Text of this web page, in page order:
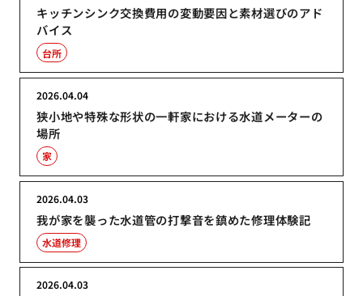
キッチンシンク交換費用の変動要因と素材選びのアド
バイス
台所
狭小地や特殊な形状の一軒家における水道メーターの
場所
2026.04.04
家
我が家を襲った水道管の打撃音を鎮めた修理体験記
2026.04.03
水道修理
2026.04.03